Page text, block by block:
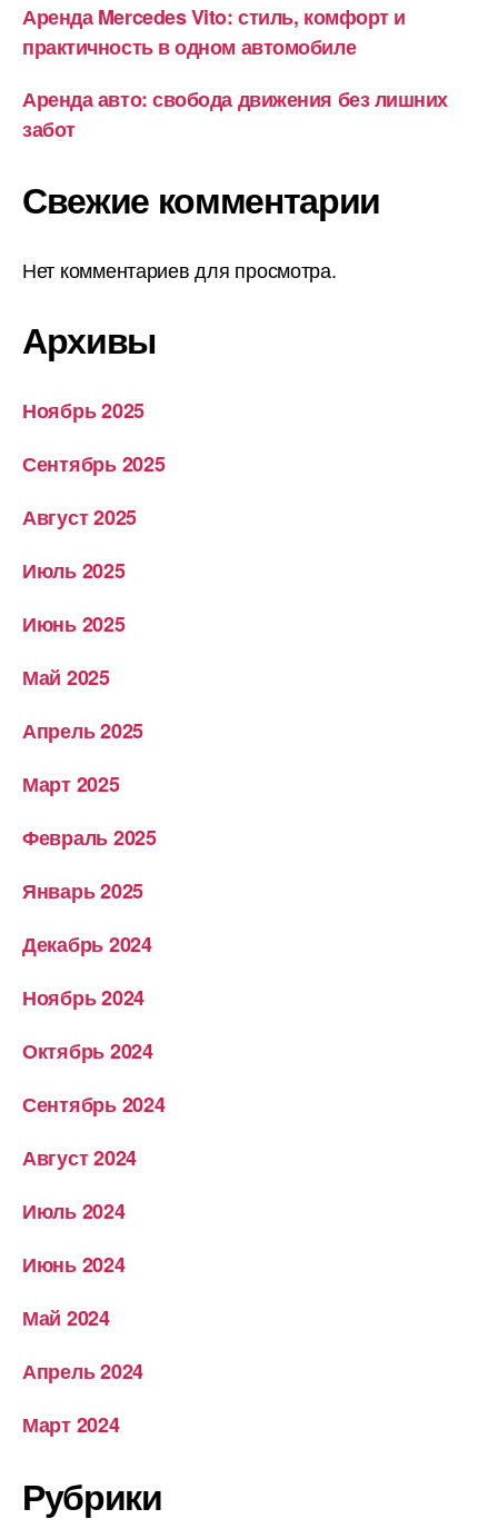
Аренда Mercedes Vito: стиль, комфорт и
практичность в одном автомобиле
Аренда авто: свобода движения без лишних
забот
Свежие комментарии
Нет комментариев для просмотра.
Архивы
Ноябрь 2025
Сентябрь 2025
Август 2025
Июль 2025
Июнь 2025
Май 2025
Апрель 2025
Март 2025
Февраль 2025
Январь 2025
Декабрь 2024
Ноябрь 2024
Октябрь 2024
Сентябрь 2024
Август 2024
Июль 2024
Июнь 2024
Май 2024
Апрель 2024
Март 2024
Рубрики